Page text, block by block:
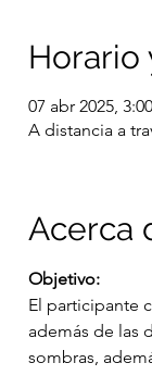
Horario
07 abr 2025,
A distancia a
Acerca
Objetivo:
El participante
además de las
sombras,